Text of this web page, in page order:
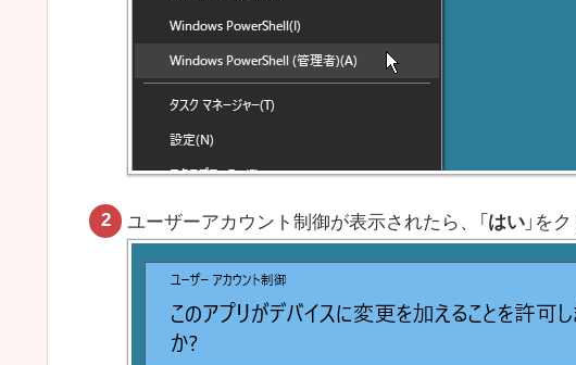
ユーザーアカウント制御が表示されたら、「 はい 」を